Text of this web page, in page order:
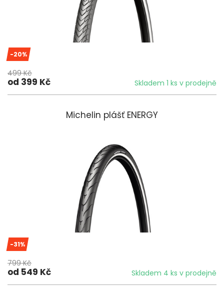
-20%
499 Kč
od 399 Kč Skladem 1 ks v prodejně
Michelin plášť ENERGY
-31%
799 Kč
od 549 Kč Skladem 4 ks v prodejně